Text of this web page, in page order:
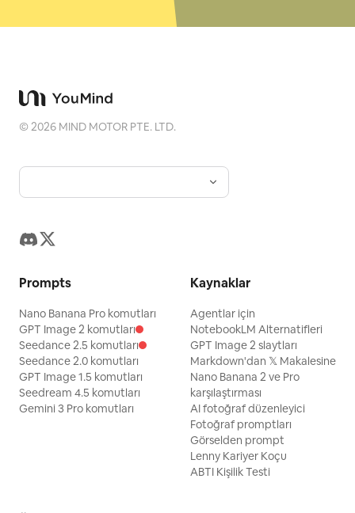
©2026 MIND MOTOR PTE. LTD.
Prompts
Nano Banana Pro komutları
GPT Image 2 komutları
Seedance 2.5 komutları
Seedance 2.0 komutları
GPT Image 1.5 komutları
Seedream 4.5 komutları
Gemini 3 Pro komutları
Kaynaklar
Agentlar için
NotebookLM Alternatifleri
GPT Image 2 slaytları
Markdown'dan 𝕏 Makalesine
Nano Banana 2 ve Pro
karşılaştırması
AI fotoğraf düzenleyici
Fotoğraf promptları
Görselden prompt
Lenny Kariyer Koçu
ABTI Kişilik Testi